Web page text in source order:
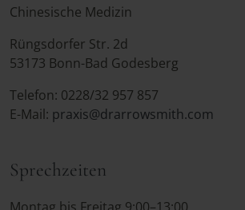
Chinesische Medizin
Rüngsdorfer Str. 2d
53173 Bonn-Bad Godesberg
Telefon: 0228/32 957 857
E-Mail: praxis@drarrowsmith.com
Sprechzeiten